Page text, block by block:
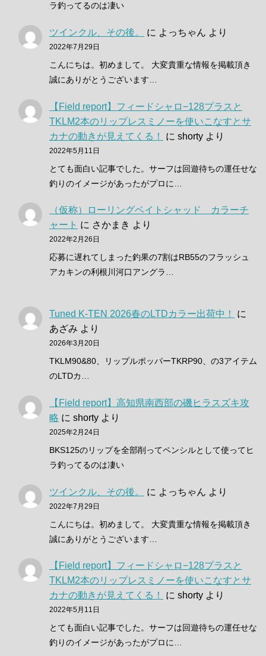
ラ釣ってるのは凄い
ツインクル、その後。 に よっちゃん より
2022年7月29日
こんにちは。初めまして。 大変貴重な情報を掲載頂き
誠にありがとうございます…
【Field report】フィードシャロ−128プラスと
TKLM2本のリップレスミノーを使いこなすとサ
カナの動きが見えてくる！
に shorty より
2022年5月11日
とても面白い記事でした。サーフは回遊待ちの運任せな
釣りのイメージがあったがプロに…
（仮称）ローリングベイトシャッド カラーチ
ャート に さかまき より
2022年2月26日
応募に遅れてしまった釣果の7割はRB55のフラッシュ
アカキンの利根川河口アングラ…
Tuned K-TEN 2026春のLTDカラー出荷中！
に
あざみ より
2026年3月20日
TKLM90&80、リップルポッパーTKRP90、の3アイテム
のLTDカ…
【Field report】高知県南西部の磯ヒラスズキ攻
略 に shorty より
2025年2月24日
BKS125のリップを全部削ってペンシルとして使ってヒ
ラ釣ってるのは凄い
ツインクル、その後。 に よっちゃん より
2022年7月29日
こんにちは。初めまして。 大変貴重な情報を掲載頂き
誠にありがとうございます…
【Field report】フィードシャロ−128プラスと
TKLM2本のリップレスミノーを使いこなすとサ
カナの動きが見えてくる！
に shorty より
2022年5月11日
とても面白い記事でした。サーフは回遊待ちの運任せな
釣りのイメージがあったがプロに…